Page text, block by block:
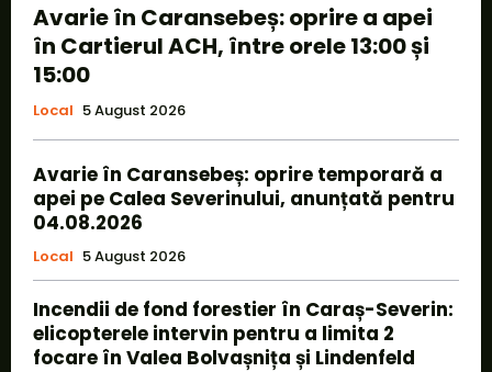
Avarie în Caransebeș: oprire a apei
în Cartierul ACH, între orele 13:00 și
15:00
Local 5 August 2026
Avarie în Caransebeș: oprire temporară a
apei pe Calea Severinului, anunțată pentru
04.08.2026
Local 5 August 2026
Incendii de fond forestier în Caraș-Severin:
elicopterele intervin pentru a limita 2
focare în Valea Bolvașnița și Lindenfeld